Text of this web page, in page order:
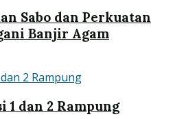
Sabo dan Perkuatan
Banjir Agam
1 dan 2 Rampung